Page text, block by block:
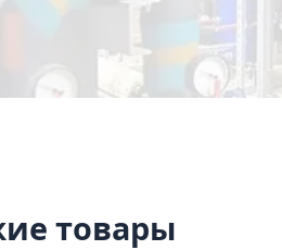
товары